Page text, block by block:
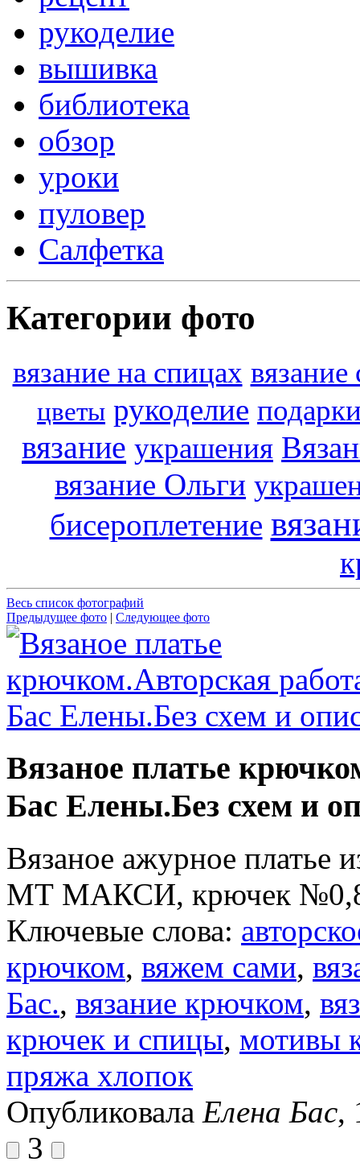
рукоделие
вышивка
библиотека
обзор
уроки
пуловер
Салфетка
Категории фото
вязание на спицах
цветы рукоделие
вязание украшения
вязание Ольги
бисероплетение
Весь список фотографий
Предыдущее фото | Следующее фото
Вязаное платье
Бас Елены.Без схем и
Вязаное ажурное платье
МТ МАКСИ, крючек
Ключевые слова:
крючком, вяжем сами,
Бас., вязание крючком,
крючек и спицы, мотивы
пряжа хлопок
Опубликовала Елена Бас,
3